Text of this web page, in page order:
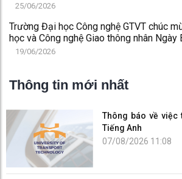
25/06/2026
Trường Đại học Công nghệ GTVT chúc
học và Công nghệ Giao thông nhân Ngày
Việt Nam 21/6
19/06/2026
Thông tin mới nhất
Thông báo về việc
Tiếng Anh
07/08/2026 11:08